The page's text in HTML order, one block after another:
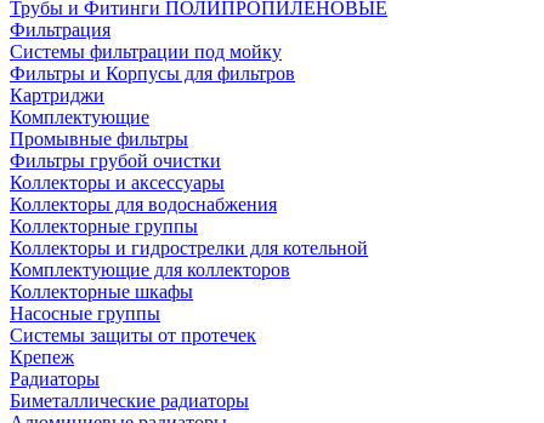
Трубы и Фитинги ПОЛИПРОПИЛЕНОВЫЕ
Фильтрация
Системы фильтрации под мойку
Фильтры и Корпусы для фильтров
Картриджи
Комплектующие
Промывные фильтры
Фильтры грубой очистки
Коллекторы и аксессуары
Коллекторы для водоснабжения
Коллекторные группы
Коллекторы и гидрострелки для котельной
Комплектующие для коллекторов
Коллекторные шкафы
Насосные группы
Системы защиты от протечек
Крепеж
Радиаторы
Биметаллические радиаторы